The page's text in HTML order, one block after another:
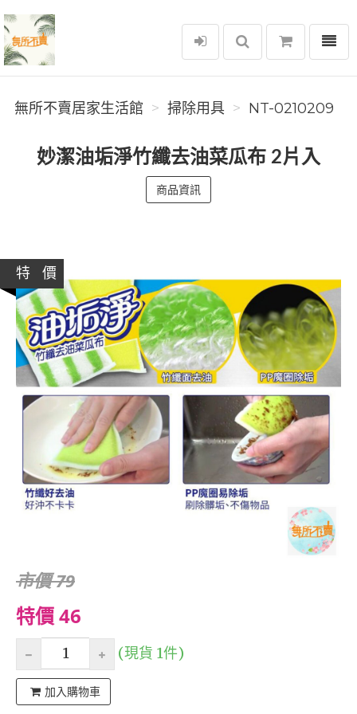
無所不賣居家生活館
選單
無所不賣居家生活館 掃除用具 NT-0210209
妙潔油垢淨竹纖去油菜瓜布 2片入
商品資訊
特 價
市價 79
特價 46
(現貨 1件)
加入購物車